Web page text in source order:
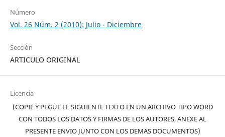
Número
Vol. 26 Núm. 2 (2010): Julio - Diciembre
Sección
ARTICULO ORIGINAL
Licencia
(COPIE Y PEGUE EL SIGUIENTE TEXTO EN UN ARCHIVO TIPO WORD
CON TODOS LOS DATOS Y FIRMAS DE LOS AUTORES, ANEXE AL
PRESENTE ENVIO JUNTO CON LOS DEMAS DOCUMENTOS)